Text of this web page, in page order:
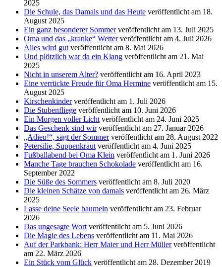
2025
Die Schule, das Damals und das Heute veröffentlicht am 18.
August 2025
Ein ganz besonderer Sommer veröffentlicht am 13. Juli 2025
Oma und das „kranke“ Wetter veröffentlicht am 4. Juli 2026
Alles wird gut veröffentlicht am 8. Mai 2026
Und plötzlich war da ein Klang veröffentlicht am 21. Mai
2025
Nicht in unserem Alter? veröffentlicht am 16. April 2023
Eine verrückte Freude für Oma Hermine veröffentlicht am 15.
August 2025
Kirschenkinder veröffentlicht am 1. Juli 2026
Die Stubenfliege veröffentlicht am 10. Juni 2026
Ein Morgen voller Licht veröffentlicht am 24. Juni 2025
Das Geschenk sind wir veröffentlicht am 27. Januar 2026
„Adieu!“, sagt der Sommer veröffentlicht am 28. August 2022
Petersilie, Suppenkraut veröffentlicht am 4. Juni 2025
Fußballabend bei Oma Klein veröffentlicht am 1. Juni 2026
Manche Tage brauchen Schokolade veröffentlicht am 16.
September 2022
Die Süße des Sommers veröffentlicht am 8. Juli 2020
Die kleinen Schätze von damals veröffentlicht am 26. März
2025
Lasse deine Seele baumeln veröffentlicht am 23. Februar
2026
Das ungesagte Wort veröffentlicht am 5. Juni 2026
Die Magie des Lebens veröffentlicht am 11. Mai 2026
Auf der Parkbank: Herr Maier und Herr Müller veröffentlicht
am 22. März 2026
Ein Stück vom Glück veröffentlicht am 28. Dezember 2019